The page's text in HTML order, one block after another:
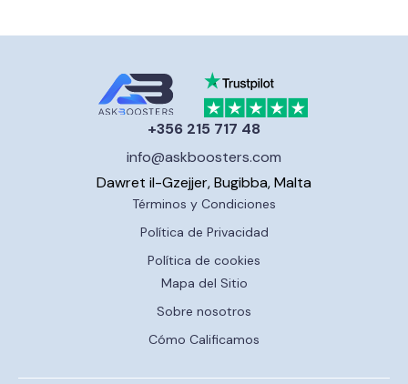
+356 215 717 48
info@askboosters.com
Dawret il-Gzejjer, Bugibba, Malta
Términos y Condiciones
Política de Privacidad
Política de cookies
Mapa del Sitio
Sobre nosotros
Cómo Calificamos